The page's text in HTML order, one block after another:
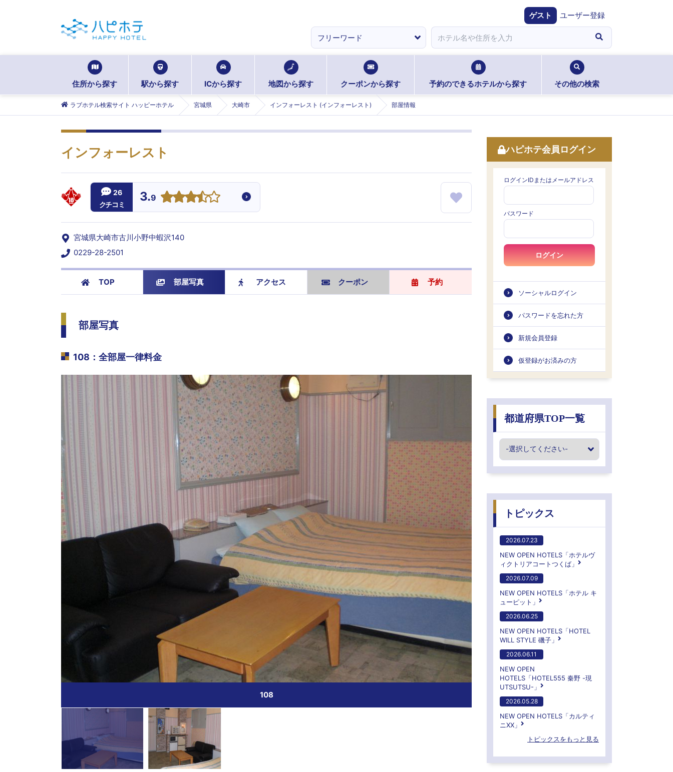
ゲスト ユーザー登録
住所から探す 駅から探す ICから探す 地図から探す クーポンから探す 予約のできるホテルから探す その他の検索
ラブホテル検索サイト ハッピーホテル 宮城県 大崎市 インフォーレスト (インフォーレスト) 部屋情報
インフォーレスト
26
クチコミ
3.9
宮城県大崎市古川小野中蝦沢140
0229-28-2501
TOP 部屋写真 アクセス クーポン 予約
部屋写真
108 ： 全部屋一律料金
108
ハピホテ会員ログイン
ログインIDまたはメールアドレス
パスワード
ログイン
ソーシャルログイン
パスワードを忘れた方
新規会員登録
仮登録がお済みの方
都道府県TOP一覧
トピックス
2026.07.23
NEW OPEN HOTELS「ホテルヴ
ィクトリアコートつくば」
2026.07.09
NEW OPEN HOTELS「ホテル キ
ューピット」
2026.06.25
NEW OPEN HOTELS「HOTEL
WILL STYLE 磯子」
2026.06.11
NEW OPEN
HOTELS「HOTEL555 秦野 -現
UTSUTSU-」
2026.05.28
NEW OPEN HOTELS「カルティ
ニXX」
トピックスをもっと見る